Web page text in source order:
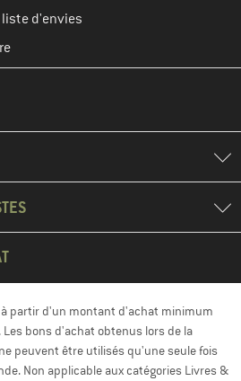
d'envies
partir d'un montant d'achat minimum
bons d'achat obtenus lors de la
peuvent être utilisés qu'une seule fois
Non applicable aux catégories Livres &